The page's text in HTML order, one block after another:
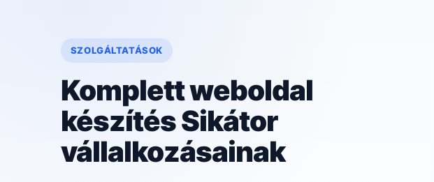
SZOLGÁLTATÁSOK
Komplett weboldal
készítés Sikátor
vállalkozásainak